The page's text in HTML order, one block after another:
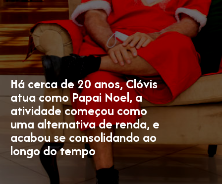
Há cerca de 20 anos, Clóvis
atua como Papai Noel, a
atividade começou como
uma alternativa de renda, e
acabou se consolidando ao
longo do tempo